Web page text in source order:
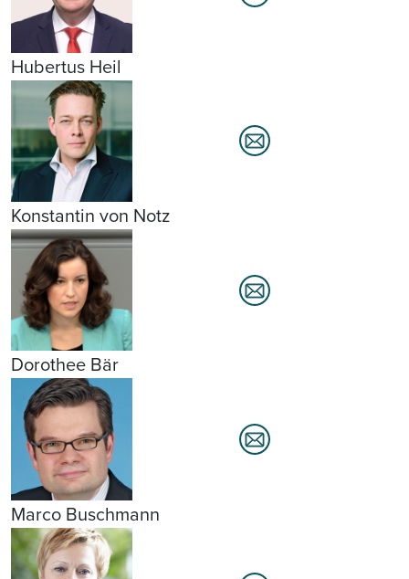
Hubertus Heil
Konstantin von Notz
Dorothee Bär
Marco Buschmann